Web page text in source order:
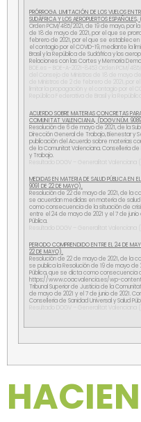
PRÓRROGA. LIMITACIÓN DE LOS VUELOS
SUDÁFRICA Y LOS AEROPUERTOS
Orden PCM/485/2021, de 19 de mayo, por
de 18 de mayo de 2021, por el que se
febrero de 2021, por el que se
el contagio por el COVID-19, mediante la
Brasil y la República de Sudáfrica y los
Relaciones con las Cortes y Memoria
BOE.es – BOE-A-2021-8453 Orden PCM/
del Consejo de Ministros de 18 de mayo
de Ministros de 2 de febrero de 2021,
limitar la propagación y el contagio por el
República Federativa de Brasil y la
ACUERDO SOBRE MATERIAS CONCRETAS
COMUNITAT VALENCIANA, (DOGV.NÚM.
Resolución de 6 de mayo de 2021, de la
Dirección General de Trabajo, Bienestar y
publicación del Acuerdo sobre materias
de la Comunitat Valenciana. Conselleria
y Trabajo.
Resultado DOGV – Generalitat Valenciana
MEDIDAS EN MATERIA DE SALUD PÚBLICA
9091 DE 22 DE MAYO).
Resolución de 22 de mayo de 2021, de la
se acuerdan medidas en materia de
como consecuencia de la situación de
entre el 24 de mayo de 2021 y el 7 de junio
Pública.
Resultado DOGV – Generalitat Valenciana
PERIODO COMPRENDIDO ENTRE EL 24 DE
22 DE MAYO).
Resolución de 22 de mayo de 2021, de la
se publica la Resolución de 19 de mayo de
Pública, que se dicta como consecuencia
https://www.coacvalencia.es/wp-
Tribunal Superior de Justicia de la
de mayo de 2021 y el 7 de junio de 2021.
Conselleria de Sanidad Universal y Salud
Resultado DOGV – Generalitat Valenciana